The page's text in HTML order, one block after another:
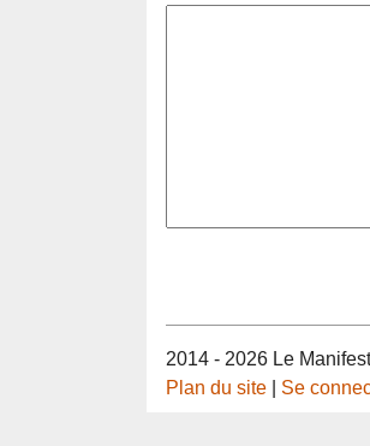
2014 - 2026 Le
Plan du site
Se